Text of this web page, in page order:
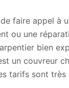
faire appel à
ou une
bien
un couvreur
tarifs sont très